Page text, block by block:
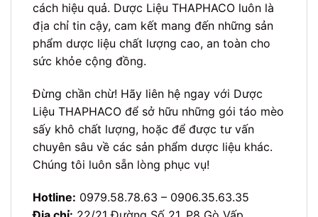
cách hiệu quả. Dược Liệu THAPHACO luôn là
địa chỉ tin cậy, cam kết mang đến những sản
phẩm dược liệu chất lượng cao, an toàn cho
sức khỏe cộng đồng.
Đừng chần chừ! Hãy liên hệ ngay với Dược
Liệu THAPHACO để sở hữu những gói táo mèo
sấy khô chất lượng, hoặc để được tư vấn
chuyên sâu về các sản phẩm dược liệu khác.
Chúng tôi luôn sẵn lòng phục vụ!
Hotline: 0979.58.78.63 – 0906.35.63.35